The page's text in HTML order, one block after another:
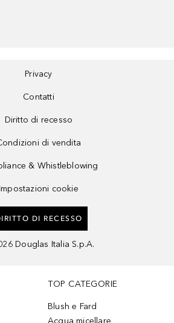
Privacy
Contatti
Diritto di recesso
di vendita
& Whistleblowing
Impostazioni cookie
DI RECESSO
Douglas Italia S.p.A.
TOP CATEGORIE
Blush e Fard
Acqua micellare